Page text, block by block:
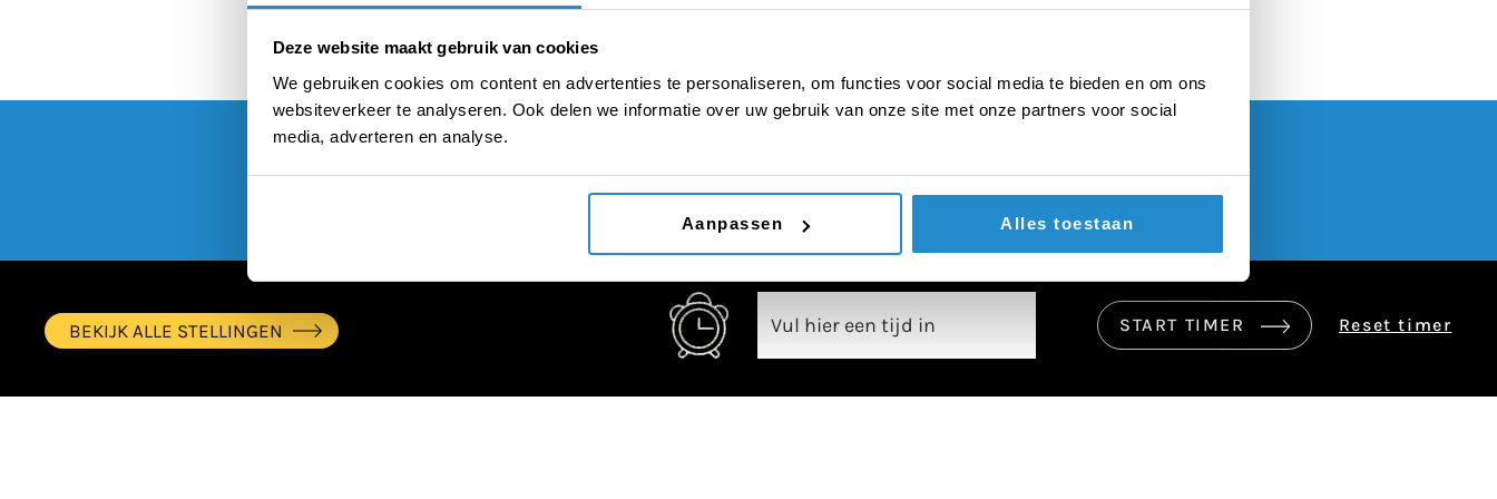
Deze website maakt gebruik van cookies
We gebruiken cookies om content en advertenties te personaliseren, om functies voor social media te bieden en om ons
websiteverkeer te analyseren. Ook delen we informatie over uw gebruik van onze site met onze partners voor social
media, adverteren en analyse.
Aanpassen Alles toestaan
00:00
BEKIJK ALLE STELLINGEN START TIMER Reset timer